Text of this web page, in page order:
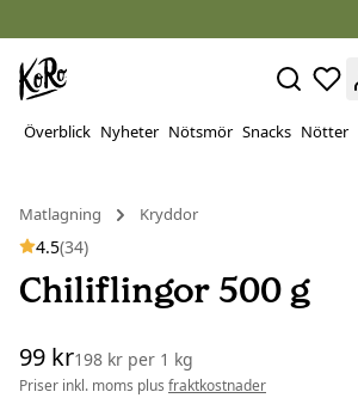
Överblick Nyheter Nötsmör Snacks Nötter
Matlagning
Kryddor
4.5(34)
Chiliflingor 500 g
99 kr198 kr per 1 kg
Priser inkl. moms plus fraktkostnader